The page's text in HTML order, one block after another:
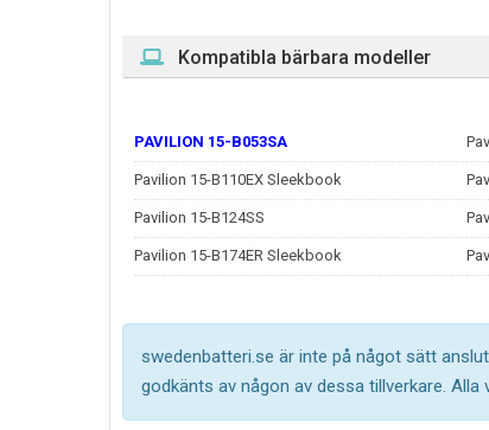
Kompatibla bärbara modeller
PAVILION 15-B053SA
Pavilion 15-B110EX Sleekbook
Pavilion 15-B124SS
Pavilion 15-B174ER Sleekbook
swedenbatteri.se är inte på något sätt
godkänts av någon av dessa tillverkare.